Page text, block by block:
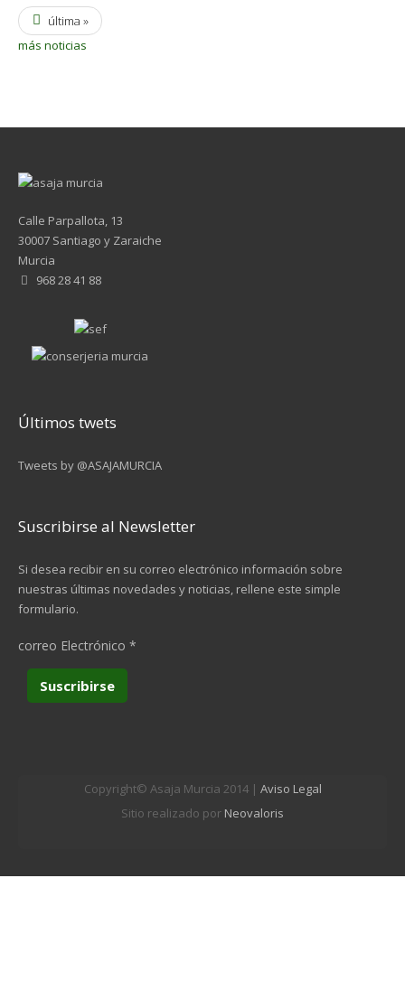
última »
más noticias
Calle Parpallota, 13
30007 Santiago y Zaraiche
Murcia
968 28 41 88
Últimos twets
Tweets by @ASAJAMURCIA
Suscribirse al Newsletter
Si desea recibir en su correo electrónico información sobre
nuestras últimas novedades y noticias, rellene este simple
formulario.
correo Electrónico *
Copyright© Asaja Murcia 2014 | Aviso Legal
Sitio realizado por Neovaloris